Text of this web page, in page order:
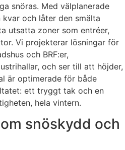
snöras. Med välplanerade
och låter den smälta
utsatta zoner som entréer,
Vi projekterar lösningar för
och BRF:er,
och ser till att höjder,
är optimerade för både
ett tryggt tak och en
hela vintern.
snöskydd och